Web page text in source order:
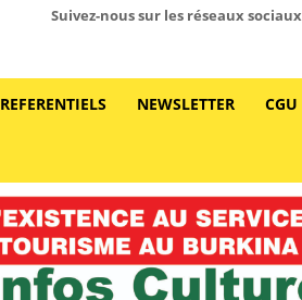
Suivez-nous sur les réseaux sociaux
REFERENTIELS NEWSLETTER CGU